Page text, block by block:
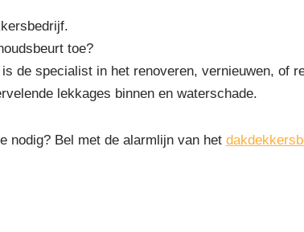
toe?
de specialist in het renoveren, vernieuwen, of
lekkages binnen en waterschade.
nodig? Bel met de alarmlijn van het